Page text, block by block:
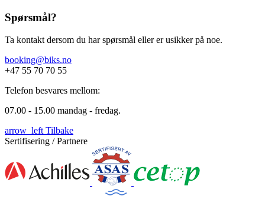
Spørsmål?
Ta kontakt dersom du har spørsmål eller er usikker på noe.
booking@biks.no
+47 55 70 70 55
Telefon besvares mellom:
07.00 - 15.00 mandag - fredag.
arrow_left Tilbake
Sertifisering / Partnere